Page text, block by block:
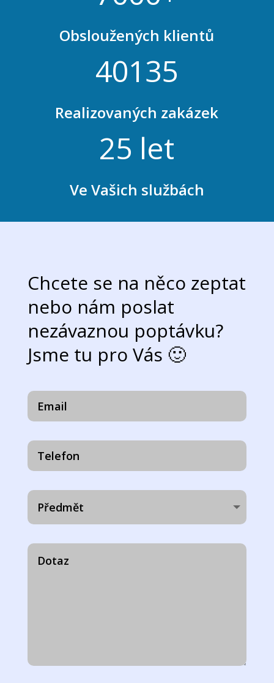
Obsloužených klientů
40135
Realizovaných zakázek
25 let
Ve Vašich službách
Chcete se na něco zeptat
nebo nám poslat
nezávaznou poptávku?
Jsme tu pro Vás 🙂